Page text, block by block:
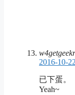
2016-10-
已下蛋。
Yeah~